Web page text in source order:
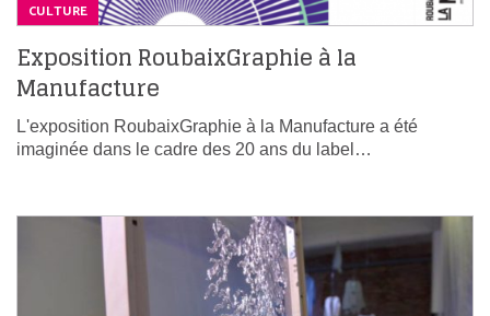
CULTURE
Exposition RoubaixGraphie à la
Manufacture
L'exposition RoubaixGraphie à la Manufacture a été
imaginée dans le cadre des 20 ans du label…